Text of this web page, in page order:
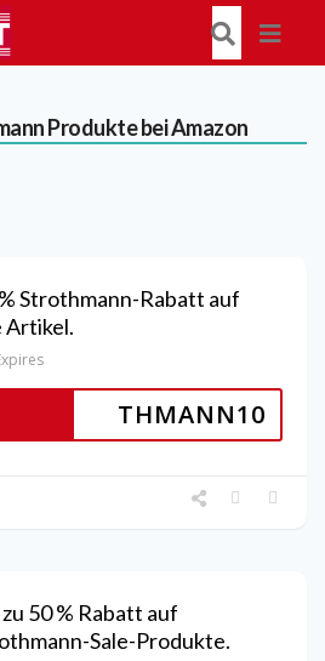
Produkte bei Amazon
Strothmann-Rabatt auf
Artikel.
THMANN10
zu 50 % Rabatt auf
Sale-Produkte.